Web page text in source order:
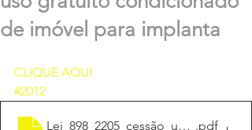
de imóvel para implanta
CLIQUE AQUI
#2012
Lei_898_2205_cessão_uso_DellGroup
.pdf